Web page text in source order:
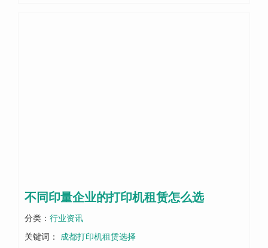
不同印量企业的打印机租赁怎么选
分类： 行业资讯
关键词：
成都打印机租赁选择